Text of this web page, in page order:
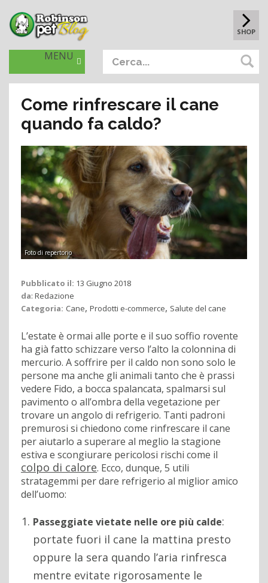
SHOP
MENU
Come rinfrescare il cane
quando fa caldo?
Foto di repertorio
Pubblicato il: 13 Giugno 2018
da: Redazione
Categoria: Cane, Prodotti e-commerce, Salute del cane
L’estate è ormai alle porte e il suo soffio rovente
ha già fatto schizzare verso l’alto la colonnina di
mercurio. A soffrire per il caldo non sono solo le
persone ma anche gli animali tanto che è prassi
vedere Fido, a bocca spalancata, spalmarsi sul
pavimento o all’ombra della vegetazione per
trovare un angolo di refrigerio. Tanti padroni
premurosi si chiedono come rinfrescare il cane
per aiutarlo a superare al meglio la stagione
estiva e scongiurare pericolosi rischi come il
colpo di calore. Ecco, dunque, 5 utili
stratagemmi per dare refrigerio al miglior amico
dell’uomo:
Passeggiate vietate nelle ore più calde:
portate fuori il cane la mattina presto
oppure la sera quando l’aria rinfresca
mentre evitate rigorosamente le